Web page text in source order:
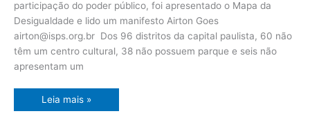
participação do poder público, foi apresentado o Mapa da
Desigualdade e lido um manifesto Airton Goes
airton@isps.org.br Dos 96 distritos da capital paulista, 60 não
têm um centro cultural, 38 não possuem parque e seis não
apresentam um
Leia mais »